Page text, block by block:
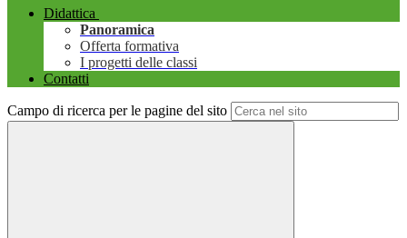
Didattica
Panoramica
Offerta formativa
I progetti delle classi
Contatti
Campo di ricerca per le pagine del sito